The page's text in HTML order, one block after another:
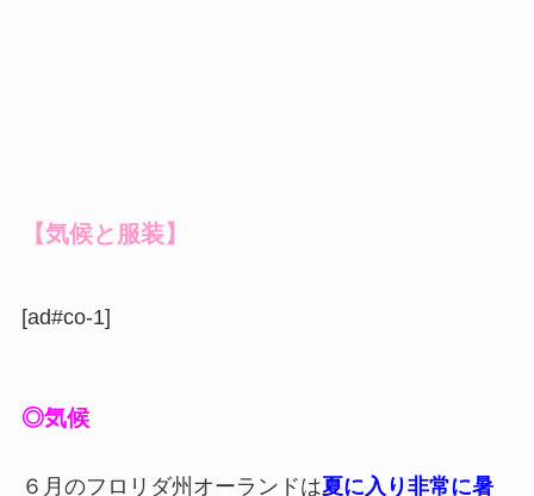
【気候と服装】
[ad#co-1]
◎気候
６月のフロリダ州オーランドは夏に入り非常に暑